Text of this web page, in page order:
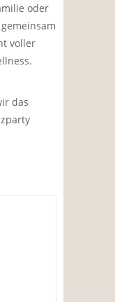
oder
voller
das